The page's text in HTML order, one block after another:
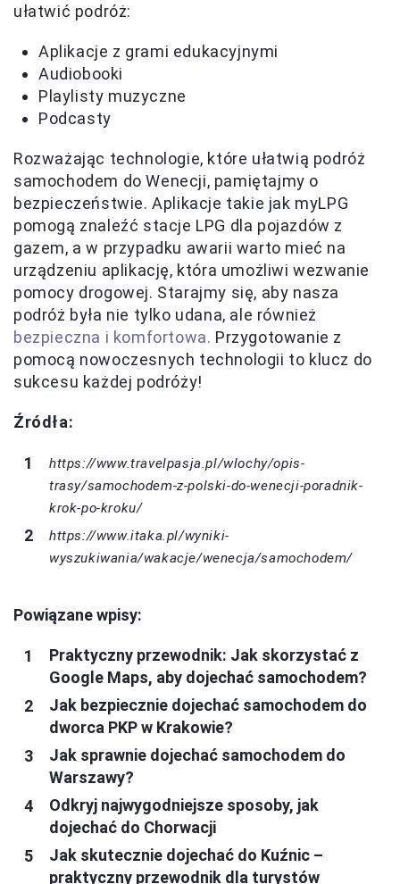
ułatwić podróż:
Aplikacje z grami edukacyjnymi
Audiobooki
Playlisty muzyczne
Podcasty
Rozważając technologie, które ułatwią podróż
samochodem do Wenecji, pamiętajmy o
bezpieczeństwie. Aplikacje takie jak myLPG
pomogą znaleźć stacje LPG dla pojazdów z
gazem, a w przypadku awarii warto mieć na
urządzeniu aplikację, która umożliwi wezwanie
pomocy drogowej. Starajmy się, aby nasza
podróż była nie tylko udana, ale również
bezpieczna i komfortowa. Przygotowanie z
pomocą nowoczesnych technologii to klucz do
sukcesu każdej podróży!
Źródła:
https://www.travelpasja.pl/wlochy/opis-
trasy/samochodem-z-polski-do-wenecji-poradnik-
krok-po-kroku/
https://www.itaka.pl/wyniki-
wyszukiwania/wakacje/wenecja/samochodem/
Powiązane wpisy:
Praktyczny przewodnik: Jak skorzystać z
Google Maps, aby dojechać samochodem?
Jak bezpiecznie dojechać samochodem do
dworca PKP w Krakowie?
Jak sprawnie dojechać samochodem do
Warszawy?
Odkryj najwygodniejsze sposoby, jak
dojechać do Chorwacji
Jak skutecznie dojechać do Kuźnic –
praktyczny przewodnik dla turystów